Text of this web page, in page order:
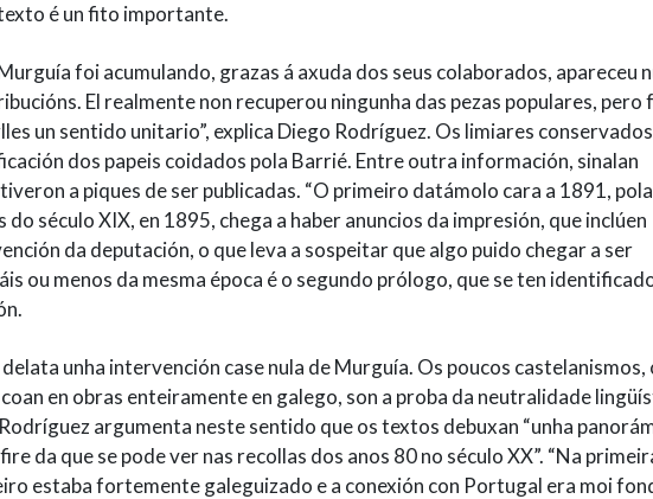
é un fito importante.
foi acumulando, grazas á axuda dos seus colaborados, apareceu
El realmente non recuperou ningunha das pezas populares, pero
un sentido unitario”, explica Diego Rodríguez. Os limiares
dos papeis coidados pola Barrié. Entre outra información, sinalan
a piques de ser publicadas. “O primeiro datámolo cara a 1891,
século XIX, en 1895, chega a haber anuncios da impresión, que inclúen
da deputación, o que leva a sospeitar que algo puido chegar a ser
ou menos da mesma época é o segundo prólogo, que se ten
unha intervención case nula de Murguía. Os poucos castelanismos,
en obras enteiramente en galego, son a proba da neutralidade
argumenta neste sentido que os textos debuxan “unha
da que se pode ver nas recollas dos anos 80 no século XX”. “Na
estaba fortemente galeguizado e a conexión con Portugal era moi